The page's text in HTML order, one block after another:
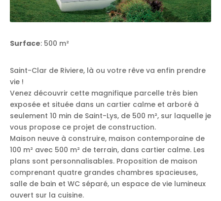
Surface: 500 m²
Saint-Clar de Riviere, là ou votre rêve va enfin prendre
vie !
Venez découvrir cette magnifique parcelle très bien
exposée et située dans un cartier calme et arboré à
seulement 10 min de Saint-Lys, de 500 m², sur laquelle je
vous propose ce projet de construction.
Maison neuve à construire, maison contemporaine de
100 m² avec 500 m² de terrain, dans cartier calme. Les
plans sont personnalisables. Proposition de maison
comprenant quatre grandes chambres spacieuses,
salle de bain et WC séparé, un espace de vie lumineux
ouvert sur la cuisine.